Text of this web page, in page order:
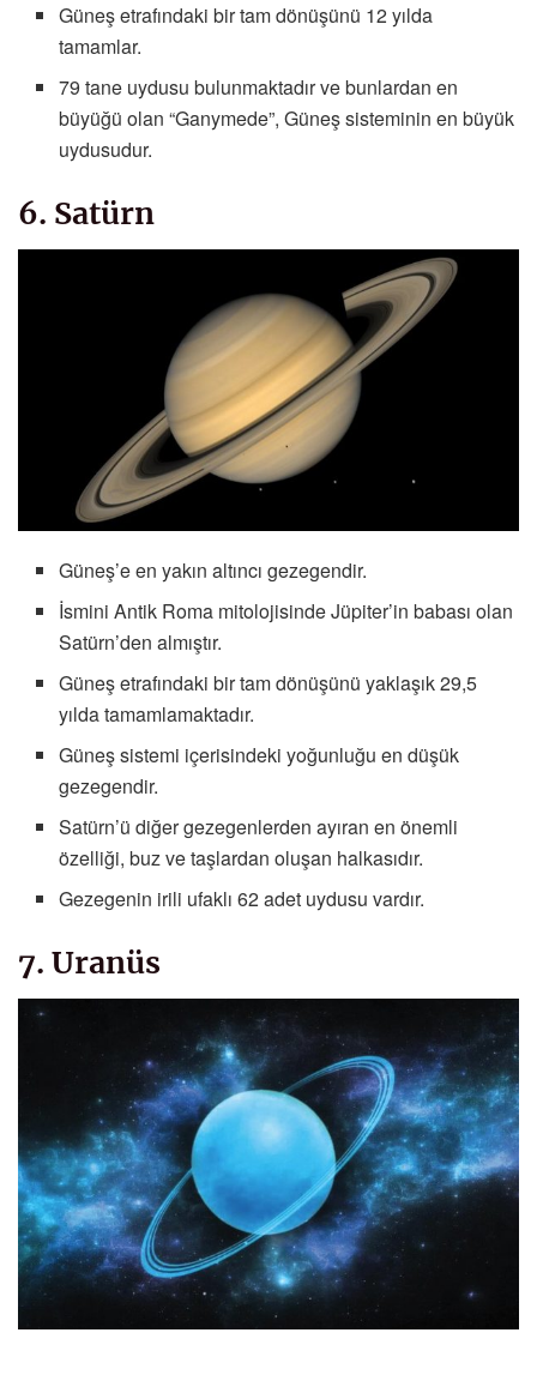
Güneş etrafındaki bir tam dönüşünü 12 yılda
tamamlar.
79 tane uydusu bulunmaktadır ve bunlardan en
büyüğü olan “Ganymede”, Güneş sisteminin en büyük
uydusudur.
6. Satürn
Güneş’e en yakın altıncı gezegendir.
İsmini Antik Roma mitolojisinde Jüpiter’in babası olan
Satürn’den almıştır.
Güneş etrafındaki bir tam dönüşünü yaklaşık 29,5
yılda tamamlamaktadır.
Güneş sistemi içerisindeki yoğunluğu en düşük
gezegendir.
Satürn’ü diğer gezegenlerden ayıran en önemli
özelliği, buz ve taşlardan oluşan halkasıdır.
Gezegenin irili ufaklı 62 adet uydusu vardır.
7. Uranüs